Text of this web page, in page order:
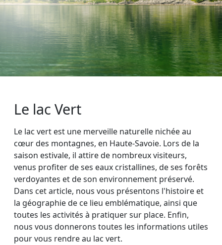
Le lac Vert
Le lac vert est une merveille naturelle nichée au
cœur des montagnes, en Haute-Savoie. Lors de la
saison estivale, il attire de nombreux visiteurs,
venus profiter de ses eaux cristallines, de ses forêts
verdoyantes et de son environnement préservé.
Dans cet article, nous vous présentons l'histoire et
la géographie de ce lieu emblématique, ainsi que
toutes les activités à pratiquer sur place. Enfin,
nous vous donnerons toutes les informations utiles
pour vous rendre au lac vert.